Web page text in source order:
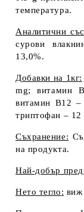
температура.
Аналитични
сурови
13,0%.
Добавки на 1кг:
mg; витамин B
витамин B12 –
триптофан –
Съхранение:
на продукта.
Най-добър
Нето тегло: виж